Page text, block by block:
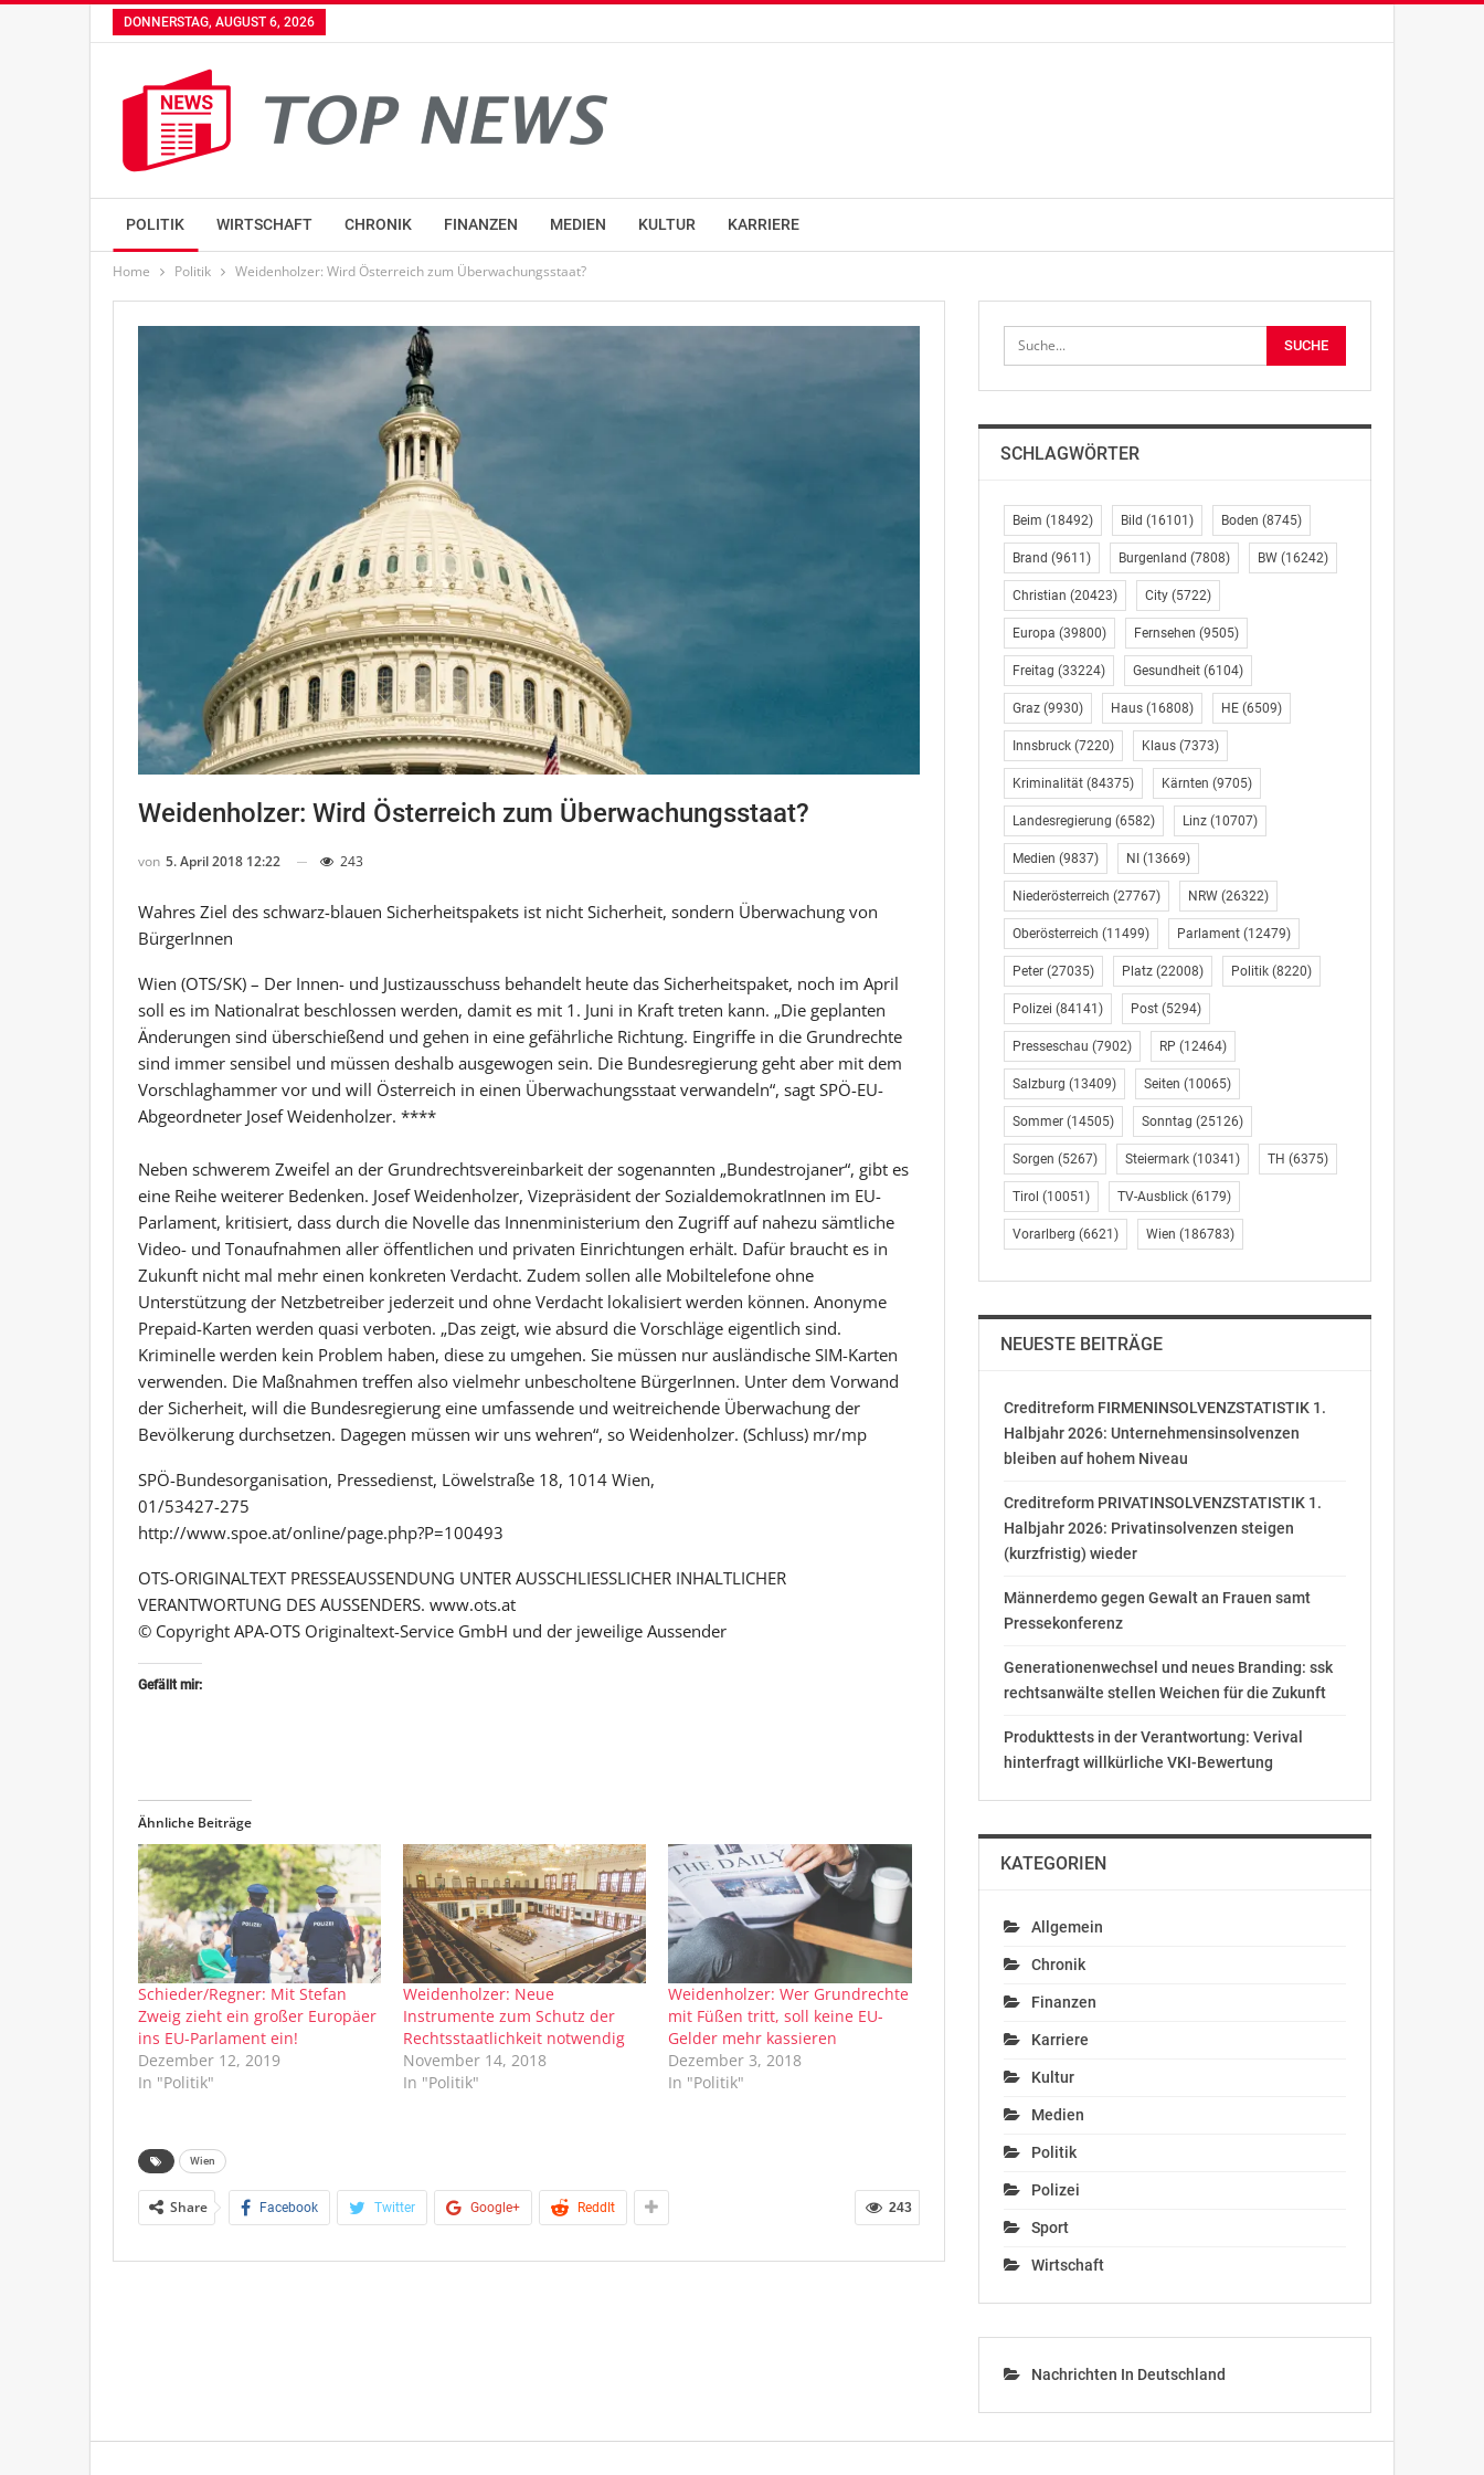
DONNERSTAG, AUGUST 6, 2026
POLITIK WIRTSCHAFT CHRONIK FINANZEN MEDIEN KULTUR KARRIERE
Home Politik Weidenholzer: Wird Österreich zum Überwachungsstaat?
Weidenholzer: Wird Österreich zum Überwachungsstaat?
von 5. April 2018 12:22 243
Wahres Ziel des schwarz-blauen Sicherheitspakets ist nicht Sicherheit, sondern Überwachung von
BürgerInnen
Wien (OTS/SK) – Der Innen- und Justizausschuss behandelt heute das Sicherheitspaket, noch im April
soll es im Nationalrat beschlossen werden, damit es mit 1. Juni in Kraft treten kann. „Die geplanten
Änderungen sind überschießend und gehen in eine gefährliche Richtung. Eingriffe in die Grundrechte
sind immer sensibel und müssen deshalb ausgewogen sein. Die Bundesregierung geht aber mit dem
Vorschlaghammer vor und will Österreich in einen Überwachungsstaat verwandeln“, sagt SPÖ-EU-
Abgeordneter Josef Weidenholzer. ****
Neben schwerem Zweifel an der Grundrechtsvereinbarkeit der sogenannten „Bundestrojaner“, gibt es
eine Reihe weiterer Bedenken. Josef Weidenholzer, Vizepräsident der SozialdemokratInnen im EU-
Parlament, kritisiert, dass durch die Novelle das Innenministerium den Zugriff auf nahezu sämtliche
Video- und Tonaufnahmen aller öffentlichen und privaten Einrichtungen erhält. Dafür braucht es in
Zukunft nicht mal mehr einen konkreten Verdacht. Zudem sollen alle Mobiltelefone ohne
Unterstützung der Netzbetreiber jederzeit und ohne Verdacht lokalisiert werden können. Anonyme
Prepaid-Karten werden quasi verboten. „Das zeigt, wie absurd die Vorschläge eigentlich sind.
Kriminelle werden kein Problem haben, diese zu umgehen. Sie müssen nur ausländische SIM-Karten
verwenden. Die Maßnahmen treffen also vielmehr unbescholtene BürgerInnen. Unter dem Vorwand
der Sicherheit, will die Bundesregierung eine umfassende und weitreichende Überwachung der
Bevölkerung durchsetzen. Dagegen müssen wir uns wehren“, so Weidenholzer. (Schluss) mr/mp
SPÖ-Bundesorganisation, Pressedienst, Löwelstraße 18, 1014 Wien,
01/53427-275
http://www.spoe.at/online/page.php?P=100493
OTS-ORIGINALTEXT PRESSEAUSSENDUNG UNTER AUSSCHLIESSLICHER INHALTLICHER
VERANTWORTUNG DES AUSSENDERS. www.ots.at
© Copyright APA-OTS Originaltext-Service GmbH und der jeweilige Aussender
Gefällt mir:
Ähnliche Beiträge
Schieder/Regner: Mit Stefan
Zweig zieht ein großer Europäer
ins EU-Parlament ein!
Dezember 12, 2019
In "Politik"
Weidenholzer: Neue
Instrumente zum Schutz der
Rechtsstaatlichkeit notwendig
November 14, 2018
In "Politik"
Weidenholzer: Wer Grundrechte
mit Füßen tritt, soll keine EU-
Gelder mehr kassieren
Dezember 3, 2018
In "Politik"
Wien
243
Share Facebook Twitter Google+ ReddIt
SCHLAGWÖRTER
Beim (18492) Bild (16101) Boden (8745)
Brand (9611) Burgenland (7808) BW(16242)
Christian (20423) City(5722)
Europa (39800) Fernsehen (9505)
Freitag (33224) Gesundheit(6104)
Graz(9930) Haus(16808) HE(6509)
Innsbruck(7220) Klaus(7373)
Kriminalität(84375) Kärnten (9705)
Landesregierung (6582) Linz(10707)
Medien (9837) NI (13669)
Niederösterreich (27767) NRW(26322)
Oberösterreich (11499) Parlament(12479)
Peter(27035) Platz(22008) Politik(8220)
Polizei (84141) Post(5294)
Presseschau (7902) RP (12464)
Salzburg (13409) Seiten (10065)
Sommer(14505) Sonntag (25126)
Sorgen (5267) Steiermark(10341) TH (6375)
Tirol (10051) TV-Ausblick(6179)
Vorarlberg (6621) Wien (186783)
NEUESTE BEITRÄGE
Creditreform FIRMENINSOLVENZSTATISTIK 1.
Halbjahr 2026: Unternehmensinsolvenzen
bleiben auf hohem Niveau
Creditreform PRIVATINSOLVENZSTATISTIK 1.
Halbjahr 2026: Privatinsolvenzen steigen
(kurzfristig) wieder
Männerdemo gegen Gewalt an Frauen samt
Pressekonferenz
Generationenwechsel und neues Branding: ssk
rechtsanwälte stellen Weichen für die Zukunft
Produkttests in der Verantwortung: Verival
hinterfragt willkürliche VKI-Bewertung
KATEGORIEN
Allgemein
Chronik
Finanzen
Karriere
Kultur
Medien
Politik
Polizei
Sport
Wirtschaft
Nachrichten In Deutschland